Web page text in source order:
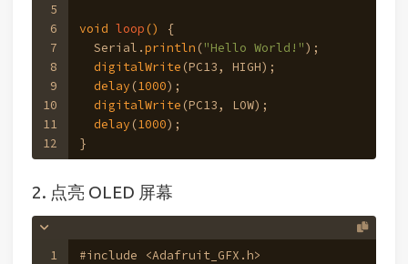
5
6
7
8
9
10
11
12
void loop ()
{
  Serial.
println ("Hello World!");
digitalWrite (PC13, HIGH);
delay (1000);
digitalWrite (PC13, LOW);
delay (1000);
}
2. 点亮 OLED 屏幕
1
#include <Adafruit_GFX.h>